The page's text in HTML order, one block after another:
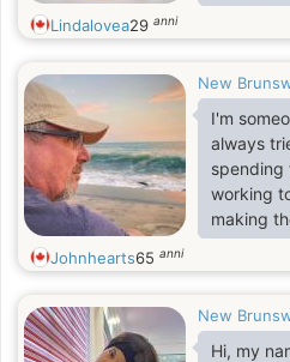
topics to
Lindalovea29 anni
New
I'm
always
spending
working
making
believe
Johnhearts65 anni
New
Hi, my